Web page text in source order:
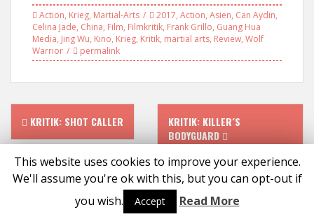
Action, Krieg, Martial-Arts 2017, Action, Asien, Can Aydin,
Celina Jade, China, Film, Filmkritik, Frank Grillo, Guang Hua
Media, Jing Wu, Kino, Krieg, Kritik, martial arts, Review, Wolf
Warrior
permalink
P
o
s
KRITIK: SHOT CALLER
KRITIK: KILLER´S
BODYGUARD
Proudly powered by WordPress |Theme: Solon by aThemes
This website uses cookies to improve your experience.
We'll assume you're ok with this, but you can opt-out if
you wish.
Accept Read More
Social media & sharing icons powered by